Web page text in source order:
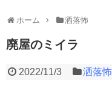
ホーム 洒落怖
廃屋のミイラ
2022/11/3 洒落怖